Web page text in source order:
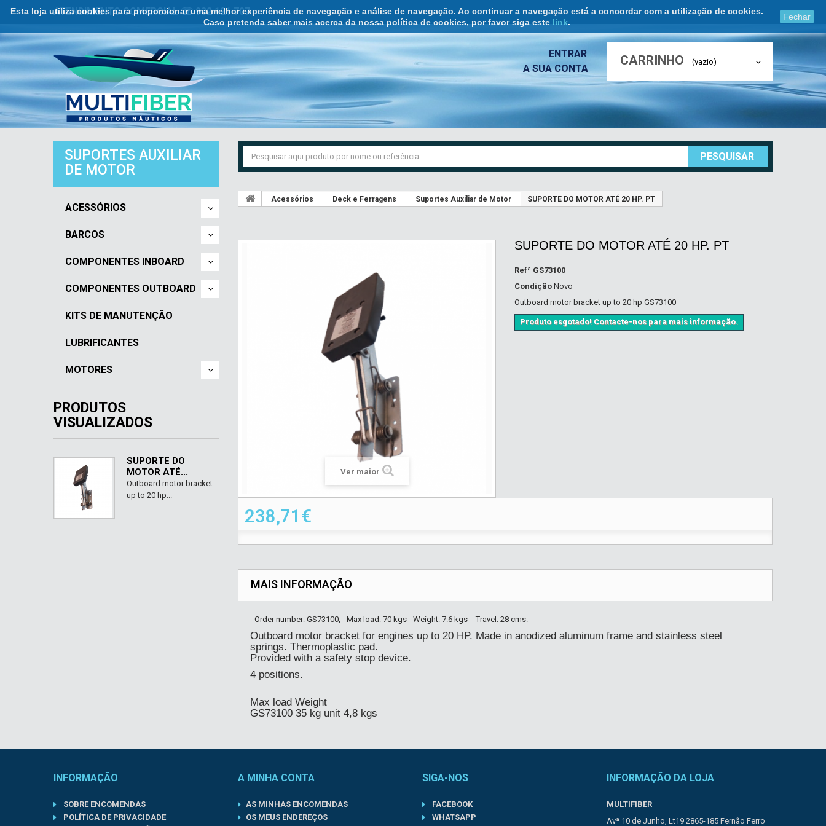
Esta loja utiliza cookies para proporcionar uma melhor experiência de navegação e análise de navegação. Ao continuar a navegação está a concordar com a utilização de cookies.
Caso pretenda saber mais acerca da nossa política de cookies, por favor siga este link.
Fechar
ATENDIMENTO COMERCIAL ☏ 932 121 707
CARRINHO (vazio)
ENTRAR
A SUA CONTA
PESQUISAR
SUPORTES AUXILIAR
DE MOTOR
ACESSÓRIOS
BARCOS
COMPONENTES INBOARD
COMPONENTES OUTBOARD
KITS DE MANUTENÇÃO
LUBRIFICANTES
MOTORES
PRODUTOS
VISUALIZADOS
SUPORTE DO
MOTOR ATÉ...
Outboard motor bracket
up to 20 hp...
Acessórios Deck e Ferragens Suportes Auxiliar de Motor SUPORTE DO MOTOR ATÉ 20 HP. PT
Ver maior
SUPORTE DO MOTOR ATÉ 20 HP. PT
Refª GS73100
Condição Novo
Outboard motor bracket up to 20 hp GS73100
Produto esgotado! Contacte-nos para mais informação.
238,71€
MAIS INFORMAÇÃO
- Order number: GS73100, - Max load: 70 kgs - Weight: 7.6 kgs - Travel: 28 cms.
Outboard motor bracket for engines up to 20 HP. Made in anodized aluminum frame and stainless steel
springs. Thermoplastic pad.
Provided with a safety stop device.
4 positions.
Max load Weight
GS73100 35 kg unit 4,8 kgs
INFORMAÇÃO
SOBRE ENCOMENDAS
POLÍTICA DE PRIVACIDADE
A MINHA CONTA
AS MINHAS ENCOMENDAS
OS MEUS ENDEREÇOS
SIGA-NOS
FACEBOOK
WHATSAPP
INFORMAÇÃO DA LOJA
MULTIFIBER
Avª 10 de Junho, Lt19 2865-185 Fernão Ferro